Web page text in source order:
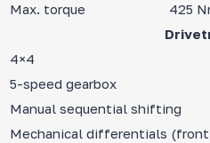
Max. torque
425
4×4
5-speed gearbox
Manual sequential shifting
Mechanical differentials (front